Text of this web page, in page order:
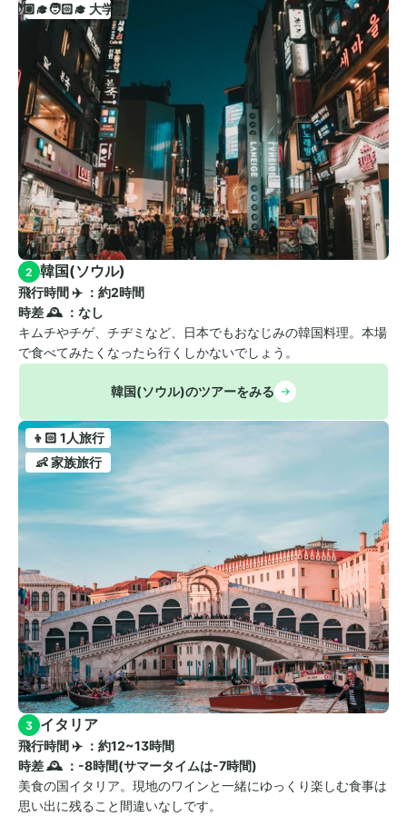
🧑🏼‍🎓🧑🏻‍🎓 大学生
2 韓国(ソウル)
飛行時間 ✈️ ：約2時間
時差 🕰️ ：なし
キムチやチゲ、チヂミなど、日本でもおなじみの韓国料理。本場
で食べてみたくなったら行くしかないでしょう。
韓国(ソウル)のツアーをみる
👦🏻 1人旅行
👶 家族旅行
3 イタリア
飛行時間 ✈️ ：約12~13時間
時差 🕰️ ：-8時間(サマータイムは-7時間)
美食の国イタリア。現地のワインと一緒にゆっくり楽しむ食事は
思い出に残ること間違いなしです。